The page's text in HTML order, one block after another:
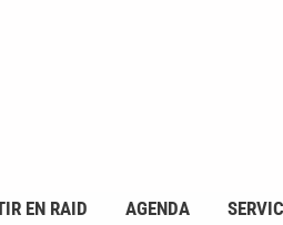
EN RAID AGENDA